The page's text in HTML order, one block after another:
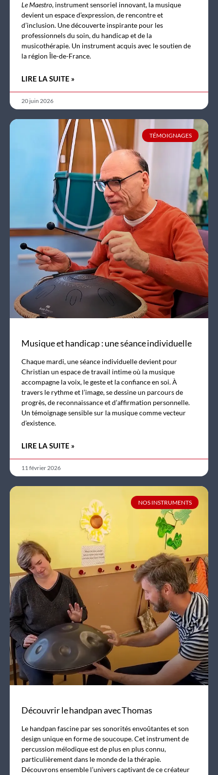
Le Maestro, instrument sensoriel innovant, la musique
devient un espace d’expression, de rencontre et
d’inclusion. Une découverte inspirante pour les
professionnels du soin, du handicap et de la
musicothérapie. Un instrument acquis avec le soutien de
la région Île-de-France.
LIRE LA SUITE »
20 juin 2026
TÉMOIGNAGES
Musique et handicap : une séance individuelle
Chaque mardi, une séance individuelle devient pour
Christian un espace de travail intime où la musique
accompagne la voix, le geste et la confiance en soi. À
travers le rythme et l’image, se dessine un parcours de
progrès, de reconnaissance et d’affirmation personnelle.
Un témoignage sensible sur la musique comme vecteur
d’existence.
LIRE LA SUITE »
11 février 2026
NOS INSTRUMENTS
Découvrir le handpan avec Thomas
Le handpan fascine par ses sonorités envoûtantes et son
design unique en forme de soucoupe. Cet instrument de
percussion mélodique est de plus en plus connu,
particulièrement dans le monde de la thérapie.
Découvrons ensemble l’univers captivant de ce créateur